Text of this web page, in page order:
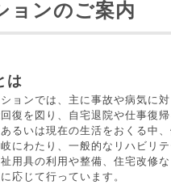
ョンのご案内
は
ョンでは、主に事故や病気に
復を図り、自宅退院や仕事復
るいは現在の生活をおくる中
にわたり、一般的なリハビリ
用具の利用や整備、住宅改修
応じて行っています。